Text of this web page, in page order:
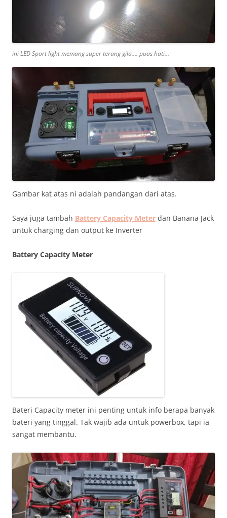
ini LED Sport light memang super terang gila…. puas hati…
Gambar kat atas ni adalah pandangan dari atas.
Saya juga tambah Battery Capacity Meter dan Banana Jack
untuk charging dan output ke Inverter
Battery Capacity Meter
Bateri Capacity meter ini penting untuk info berapa banyak
bateri yang tinggal. Tak wajib ada untuk powerbox, tapi ia
sangat membantu.